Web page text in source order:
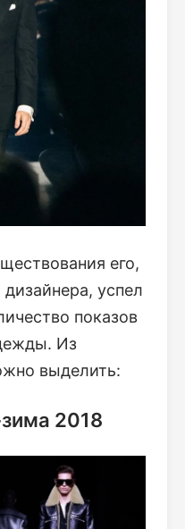
его,
успел
показов
Из
выделить:
2018